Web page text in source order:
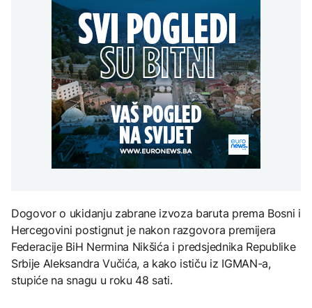
POLITIKA
Vlada KS odobrila prvo
zapošljavanje u okviru
programa "Moje pravo"
Grgurević traži
odgovore o planiranoj
solarnoj elektrani u
blizini Manastira Ostrog
tragedije na Elbrusu:
Veliku ulogu odigrali su
vremenski uslovi
AKTUELNO
Postignut dogovor,
Hormuški moreuz
uskoro se otvara na 60
dana
ZDRAVLJE
Šta je Ciklospora i da li
prijeti širenje u Evropi?
KULTURA
spektakl “Brechtovi
duhovi”
Dogovor o ukidanju zabrane izvoza baruta prema Bosni i
Hercegovini postignut je nakon razgovora premijera
Federacije BiH Nermina Nikšića i predsjednika Republike
Srbije Aleksandra Vučića, a kako ističu iz IGMAN-a,
stupiće na snagu u roku 48 sati.